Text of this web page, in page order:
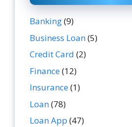
Banking(9)
Business Loan(5)
Credit Card (2)
Finance(12)
Insurance(1)
Loan(78)
Loan App (47)